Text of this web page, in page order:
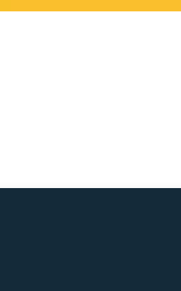
IN METALLO A DOPPIO